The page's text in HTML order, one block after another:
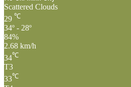
Scattered Clouds
29 ℃
34º - 28º
84%
2.68 km/h
34℃
T3
33℃